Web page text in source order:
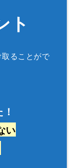
ト
ることがで
い